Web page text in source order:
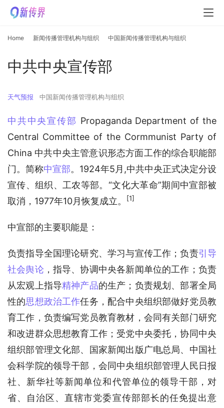
Home 新闻传播管理机构与组织 中国新闻传播管理机构与组织
中共中央宣传部
天气预报 中国新闻传播管理机构与组织
中共中央宣传部 Propaganda Department of the
Central Committee of the Cormmunist Party of
China 中共中央主管意识形态方面工作的综合职能部
门。简称中宣部。1924年5月,中共中央正式决定分设
宣传、组织、工农等部。“文化大革命”期间中宣部被
取消，1977年10月恢复成立。
[1]
中宣部的主要职能是：
负责指导全国理论研究、学习与宣传工作；负责引导
社会舆论 ，指导、协调中央各新闻单位的工作；负责
从宏观上指导精神产品的生产；负责规划、部署全局
性的思想政治工作任务，配合中央组织部做好党员教
育工作，负责编写党员教育教材，会同有关部门研究
和改进群众思想教育工作；受党中央委托，协同中央
组织部管理文化部、国家新闻出版广电总局、中国社
会科学院的领导干部，会同中央组织部管理人民日报
社、新华社等新闻单位和代管单位的领导干部，对
省、自治区、直辖市党委宣传部部长的任免提出意